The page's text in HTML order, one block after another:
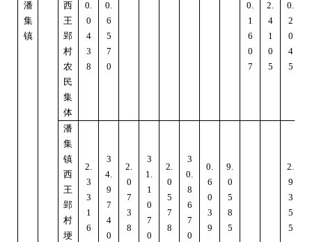
潘
集
镇
西
王
郢
村
农
民
集
体
0.
0
4
3
8
0.
6
5
7
0
0.
1
6
0
7
2.
4
1
0
5
0.
2
0
4
5
潘
集
镇
西
王
郢
村
埂
2.
3
3
1
6
3
4.
9
7
4
0
2.
0
7
3
8
3
1.
1
0
7
0
2.
0
5
7
8
3
0.
8
6
7
0
0.
6
0
3
9
9.
0
5
8
5
2.
9
3
5
5